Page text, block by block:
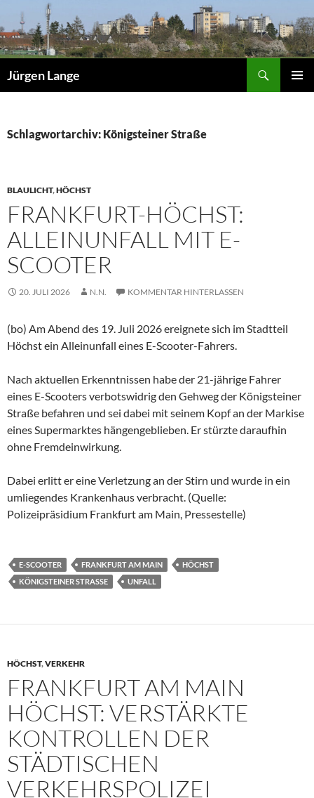
Inhalt
springen
Jürgen Lange
Schlagwortarchiv: Königsteiner Straße
BLAULICHT,HÖCHST
FRANKFURT-HÖCHST:
ALLEINUNFALL MIT E-
SCOOTER
20. JULI 2026 N.N. KOMMENTAR HINTERLASSEN
(bo) Am Abend des 19. Juli 2026 ereignete sich im Stadtteil
Höchst ein Alleinunfall eines E-Scooter-Fahrers.
Nach aktuellen Erkenntnissen habe der 21-jährige Fahrer
eines E-Scooters verbotswidrig den Gehweg der Königsteiner
Straße befahren und sei dabei mit seinem Kopf an der Markise
eines Supermarktes hängengeblieben. Er stürzte daraufhin
ohne Fremdeinwirkung.
Dabei erlitt er eine Verletzung an der Stirn und wurde in ein
umliegendes Krankenhaus verbracht. (Quelle:
Polizeipräsidium Frankfurt am Main, Pressestelle)
E-SCOOTER FRANKFURT AM MAIN
HÖCHST
KÖNIGSTEINER STRASSE
UNFALL
HÖCHST,VERKEHR
FRANKFURT AM MAIN
HÖCHST: VERSTÄRKTE
KONTROLLEN DER
STÄDTISCHEN
VERKEHRSPOLIZEI